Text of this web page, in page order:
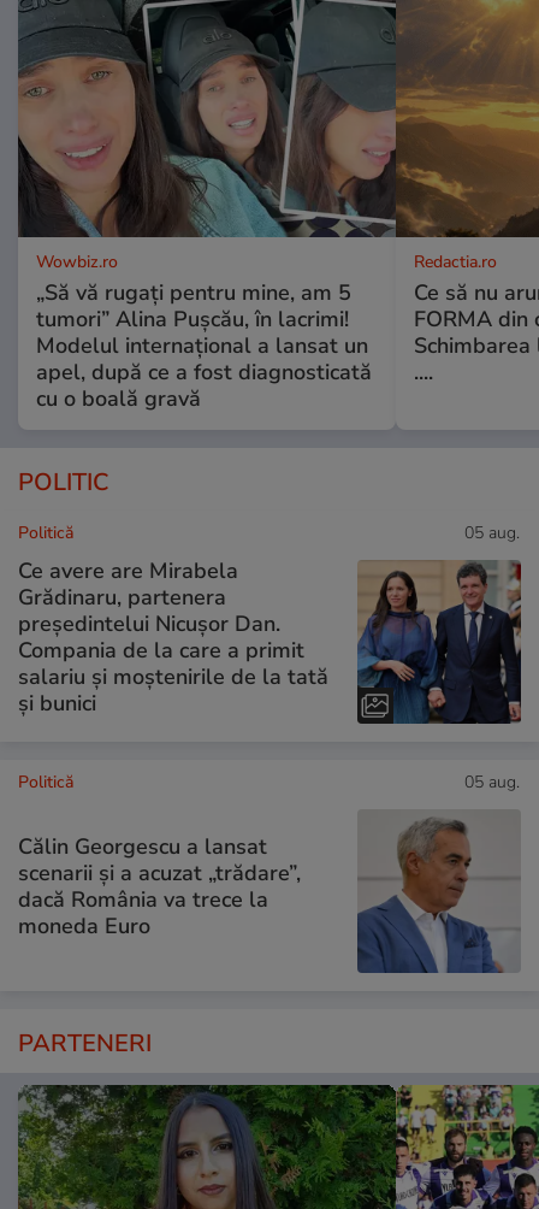
Wowbiz.ro
„Să vă rugați pentru mine, am 5
tumori” Alina Pușcău, în lacrimi!
Modelul internațional a lansat un
apel, după ce a fost diagnosticată
cu o boală gravă
Redactia.ro
Ce să nu
FORMA din
Schimbarea
....
POLITIC
Politică 05 aug.
Ce avere are Mirabela
Grădinaru, partenera
președintelui Nicușor Dan.
Compania de la care a primit
salariu și moștenirile de la tată
și bunici
Politică 05 aug.
Călin Georgescu a lansat
scenarii și a acuzat „trădare”,
dacă România va trece la
moneda Euro
PARTENERI